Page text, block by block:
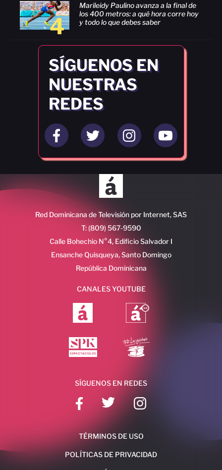
4
Marileidy Paulino avanza a la final de
los 400 metros: a qué hora corre hoy
y todo lo que debes saber
SÍGUENOS EN
NUESTRAS
REDES
Red Dominicana de Televisión por Internet, SAS
T: (809) 567-9590
Calle Bohechio N°4, Edificio Salvador I
Ensanche Quisqueya, Santo Domingo
República Dominicana
CANALES YOUTUBE
SÍGUENOS EN REDES
TÉRMINOS DE USO
POLÍTICAS DE PRIVACIDAD